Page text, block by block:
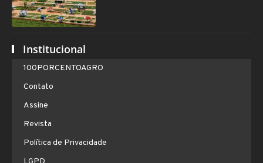
Institucional
100PORCENTOAGRO
Contato
Assine
Revista
Política de Privacidade